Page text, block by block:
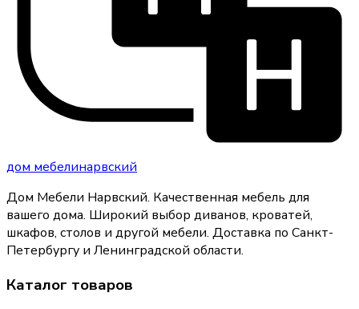
дом мебелинарвский
Дом Мебели Нарвский. Качественная мебель для
вашего дома. Широкий выбор диванов, кроватей,
шкафов, столов и другой мебели. Доставка по Санкт-
Петербургу и Ленинградской области.
Каталог товаров